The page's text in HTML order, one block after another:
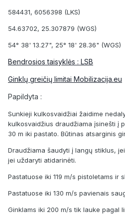
584431, 6056398 (LKS)
54.63702, 25.307879 (WGS)
54° 38' 13.27", 25° 18' 28.36" (WGS)
Bendrosios taisyklės : LSB
Ginklų greičių limitai Mobilizacija.eu
Papildyta :
Sunkieji kulkosvaidžiai žaidime
kulkosvaidžius draudžiama įsinešti į
30 m iki pastato. Būtinas atsarginis
Draudžiama šaudyti į langų stiklus,
jei uždaryti atidarinėti.
Pastatuose iki 119 m/s pistoletams ir
Pastatuose iki 130 m/s pavienais
Ginklams iki 200 m/s tik lauke pagal